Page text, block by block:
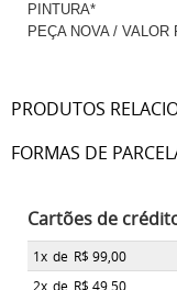
PINTURA*
PEÇA NOVA / VALOR
PRODUTOS
FORMAS DE
Cartões de
1x de R$ 99,00
2x de R$ 49,50